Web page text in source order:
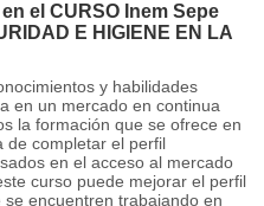
el CURSO Inem Sepe
E HIGIENE EN LA
y habilidades
en un mercado en continua
la formación que se ofrece en
de completar el perfil
en el acceso al mercado
curso puede mejorar el perfil
encuentren trabajando en